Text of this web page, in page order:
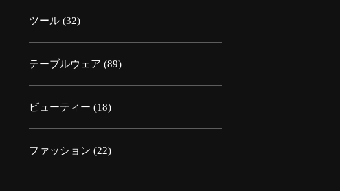
ツール (32)
テーブルウェア (89)
ビューティー (18)
ファッション (22)